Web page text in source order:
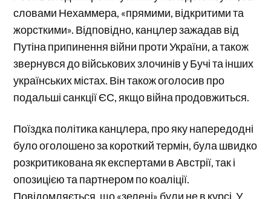
словами Нехаммера, «прямими, відкритими та
жорсткими». Відповідно, канцлер зажадав від
Путіна припинення війни проти України, а також
звернувся до військових злочинів у Бучі та інших
українських містах. Він також оголосив про
подальші санкції ЄС, якщо війна продовжиться.
Поїздка політика канцлера, про яку напередодні
було оголошено за короткий термін, була швидко
розкритикована як експертами в Австрії, так і
опозицією та партнером по коаліції.
Повідомляється, що «зелені» були не в курсі. У